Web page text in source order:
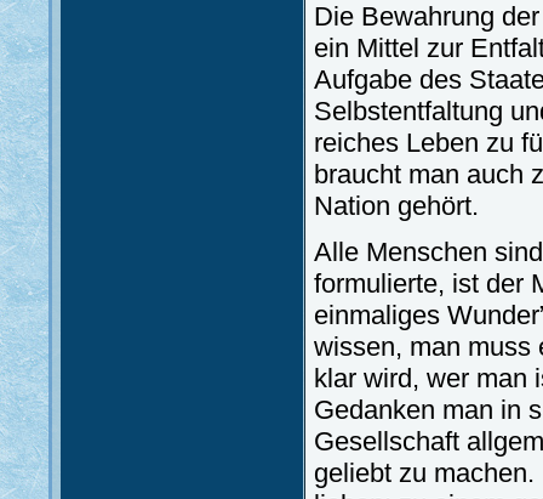
Die Bewahrung
ein Mittel zur
Aufgabe des
Selbstentfaltung
reiches Leben zu
braucht man auch
Nation gehört.
Alle Menschen
formulierte, ist der
einmaliges
wissen, man muss
klar wird, wer man
Gedanken man in
Gesellschaft
geliebt zu